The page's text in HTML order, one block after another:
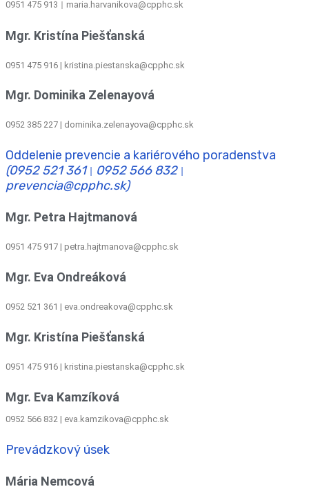
0951 475 913 maria.harvanikova@cpphc.sk
Mgr. Kristína Piešťanská
0951 475 916 | kristina.piestanska@cpphc.sk
Mgr. Dominika Zelenayová
0952 385 227 | dominika.zelenayova@cpphc.sk
Oddelenie prevencie a kariérového poradenstva
(0952 521 361
0952 566 832
prevencia@cpphc.sk)
Mgr. Petra Hajtmanová
0951 475 917 | petra.hajtmanova@cpphc.sk
Mgr. Eva Ondreáková
0952 521 361 | eva.ondreakova@cpphc.sk
Mgr. Kristína Piešťanská
0951 475 916 | kristina.piestanska@cpphc.sk
Mgr. Eva Kamzíková
0952 566 832 | eva.kamzikova@cpphc.sk
Prevádzkový úsek
Mária Nemcová